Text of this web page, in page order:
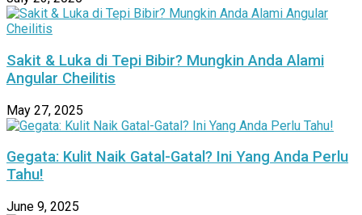
Sakit & Luka di Tepi Bibir? Mungkin Anda Alami
Angular Cheilitis
May 27, 2025
Gegata: Kulit Naik Gatal-Gatal? Ini Yang Anda Perlu
Tahu!
June 9, 2025